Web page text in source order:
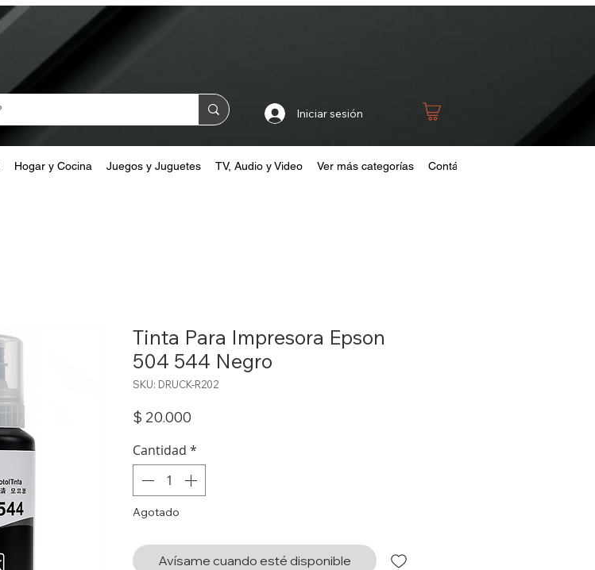
Iniciar sesión
Hogar y Cocina Juegos y Juguetes TV, Audio y Video Ver más categorías Contáctanos
Tinta Para Impresora Epson
504 544 Negro
SKU: DRUCK-R202
$ 20.000
Cantidad *
Agotado
Avísame cuando esté disponible